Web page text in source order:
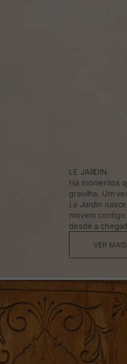
LE JARDIN
Há momentos
gravilha. Um
Le Jardin
movem
desde a
VER MAIS